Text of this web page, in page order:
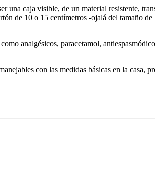
una caja visible, de un material resistente,
de 10 o 15 centímetros -ojalá del tamaño
analgésicos, paracetamol,
con las medidas básicas en la casa,